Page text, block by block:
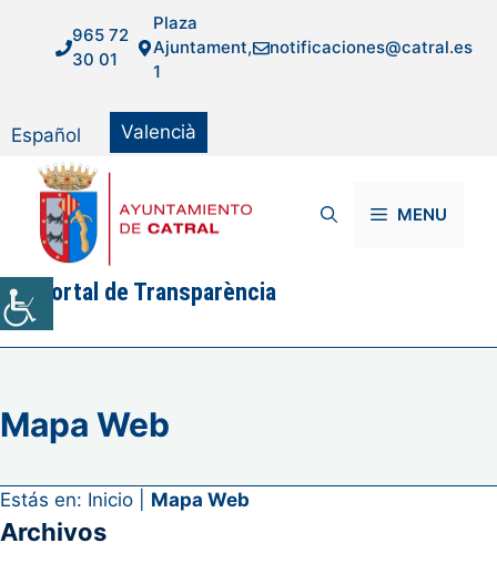
contingut
965 72
30 01
Plaza
Ajuntament,
1
notificaciones@catral.es
Español Valencià
MENU
Portal de Transparència
Mapa Web
Estás en: Inicio Mapa Web
Archivos